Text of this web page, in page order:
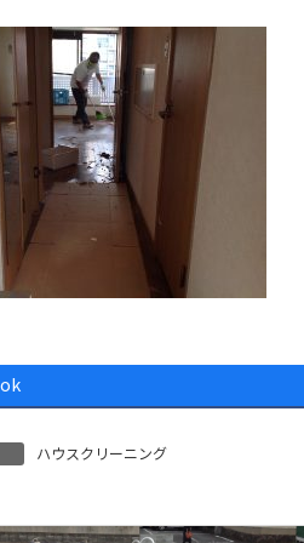
ハウスクリーニング